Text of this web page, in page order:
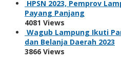
HPSN 2023, Pemprov
Payang Panjang
4081 Views
Wagub Lampung Ikuti
dan Belanja Daerah 2023
3866 Views